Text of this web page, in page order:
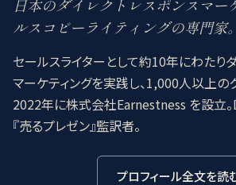
日本のダイレクトレスポンスマー
ルスコピーライティングの専門家。
セールスライターとして約10年にわたり
マーケティングを実践し、1,000人以上の
2022年に株式会社Earnestness を設立
『売るプレゼン』監訳者。
プロフィール全文を読